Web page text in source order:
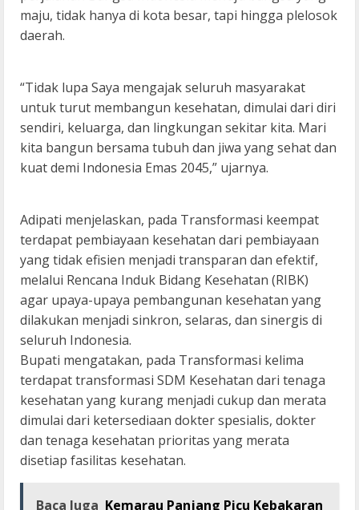
maju, tidak hanya di kota besar, tapi hingga plelosok
daerah.
“Tidak lupa Saya mengajak seluruh masyarakat
untuk turut membangun kesehatan, dimulai dari diri
sendiri, keluarga, dan lingkungan sekitar kita. Mari
kita bangun bersama tubuh dan jiwa yang sehat dan
kuat demi Indonesia Emas 2045,” ujarnya.
Adipati menjelaskan, pada Transformasi keempat
terdapat pembiayaan kesehatan dari pembiayaan
yang tidak efisien menjadi transparan dan efektif,
melalui Rencana Induk Bidang Kesehatan (RIBK)
agar upaya-upaya pembangunan kesehatan yang
dilakukan menjadi sinkron, selaras, dan sinergis di
seluruh Indonesia.
Bupati mengatakan, pada Transformasi kelima
terdapat transformasi SDM Kesehatan dari tenaga
kesehatan yang kurang menjadi cukup dan merata
dimulai dari ketersediaan dokter spesialis, dokter
dan tenaga kesehatan prioritas yang merata
disetiap fasilitas kesehatan.
Baca Juga Kemarau Panjang Picu Kebakaran